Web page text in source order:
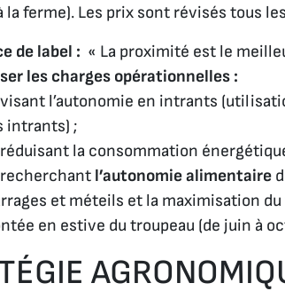
la ferme). Les prix sont révisés tous
de label : « La proximité est le
les charges opérationnelles :
l’autonomie en intrants
intrants) ;
la consommation
l’autonomie alimentaire
et méteils et la maximisation
en estive du troupeau (de juin à